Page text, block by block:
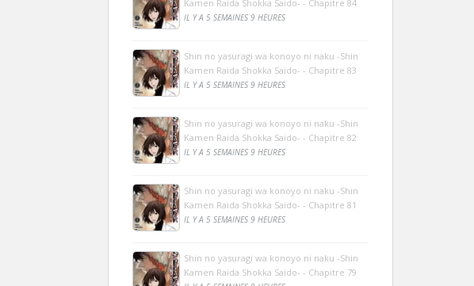
Kamen Raida Shokka Saido- - Chapitre 84
IL Y A 5 SEMAINES 9 HEURES
Shin no yasuragi wa konoyo ni naku -Shin
Kamen Raida Shokka Saido- - Chapitre 83
IL Y A 5 SEMAINES 9 HEURES
Shin no yasuragi wa konoyo ni naku -Shin
Kamen Raida Shokka Saido- - Chapitre 82
IL Y A 5 SEMAINES 9 HEURES
Shin no yasuragi wa konoyo ni naku -Shin
Kamen Raida Shokka Saido- - Chapitre 81
IL Y A 5 SEMAINES 9 HEURES
Shin no yasuragi wa konoyo ni naku -Shin
Kamen Raida Shokka Saido- - Chapitre 79